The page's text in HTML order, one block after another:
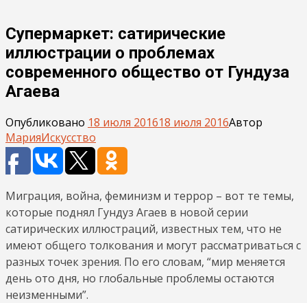
Супермаркет: сатирические
иллюстрации о проблемах
современного общество от Гундуза
Агаева
Опубликовано 18 июля 201618 июля 2016Автор
МарияИскусство
Миграция, война, феминизм и террор – вот те темы,
которые поднял Гундуз Агаев в новой серии
сатирических иллюстраций, известных тем, что не
имеют общего толкования и могут рассматриваться с
разных точек зрения. По его словам, “мир меняется
день ото дня, но глобальные проблемы остаются
неизменными”.